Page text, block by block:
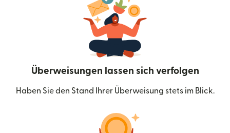
Überweisungen lassen sich verfolgen
Haben Sie den Stand Ihrer Überweisung stets im Blick.